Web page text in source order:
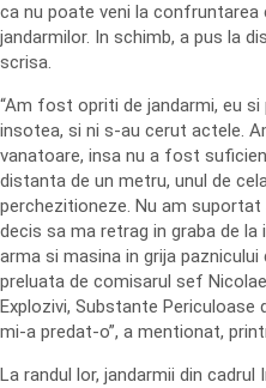
ca nu poate veni la
jandarmilor. In schimb, a pus la
scrisa.
“Am fost opriti de jandarmi, eu
insotea, si ni s-au cerut actele.
vanatoare, insa nu a fost
distanta de un metru, unul de
perchezitioneze. Nu am
decis sa ma retrag in graba de la
arma si masina in grija
preluata de comisarul sef
Explozivi, Substante Periculoase
mi-a predat-o”, a mentionat,
La randul lor, jandarmii din